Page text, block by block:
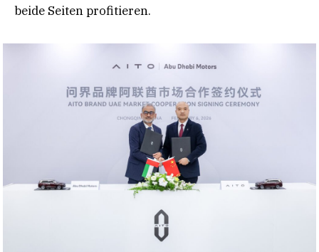
beide Seiten profitieren.